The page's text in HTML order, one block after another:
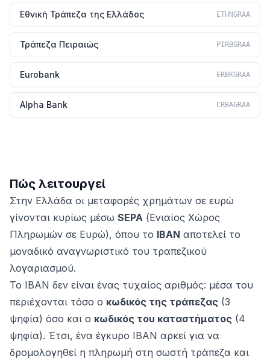
Εθνική Τράπεζα της Ελλάδος ETHNGRAA
Τράπεζα Πειραιώς PIRBGRAA
Eurobank ERBKGRAA
Alpha Bank CRBAGRAA
Πώς λειτουργεί
Στην Ελλάδα οι μεταφορές χρημάτων σε ευρώ
γίνονται κυρίως μέσω SEPA (Ενιαίος Χώρος
Πληρωμών σε Ευρώ), όπου το IBAN αποτελεί το
μοναδικό αναγνωριστικό του τραπεζικού
λογαριασμού.
Το IBAN δεν είναι ένας τυχαίος αριθμός: μέσα του
περιέχονται τόσο ο κωδικός της τράπεζας (3
ψηφία) όσο και ο κωδικός του καταστήματος (4
ψηφία). Έτσι, ένα έγκυρο IBAN αρκεί για να
δρομολογηθεί η πληρωμή στη σωστή τράπεζα και